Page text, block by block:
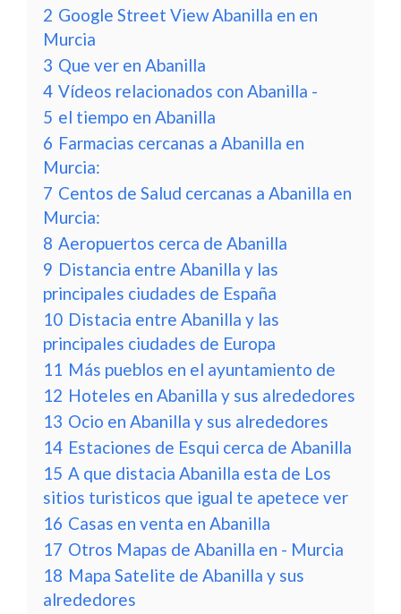
2 Google Street View Abanilla en en
Murcia
3 Que ver en Abanilla
4 Vídeos relacionados con Abanilla -
5 el tiempo en Abanilla
6 Farmacias cercanas a Abanilla en
Murcia:
7 Centos de Salud cercanas a Abanilla en
Murcia:
8 Aeropuertos cerca de Abanilla
9 Distancia entre Abanilla y las
principales ciudades de España
10 Distacia entre Abanilla y las
principales ciudades de Europa
11 Más pueblos en el ayuntamiento de
12 Hoteles en Abanilla y sus alrededores
13 Ocio en Abanilla y sus alrededores
14 Estaciones de Esqui cerca de Abanilla
15 A que distacia Abanilla esta de Los
sitios turisticos que igual te apetece ver
16 Casas en venta en Abanilla
17 Otros Mapas de Abanilla en - Murcia
18 Mapa Satelite de Abanilla y sus
alrededores